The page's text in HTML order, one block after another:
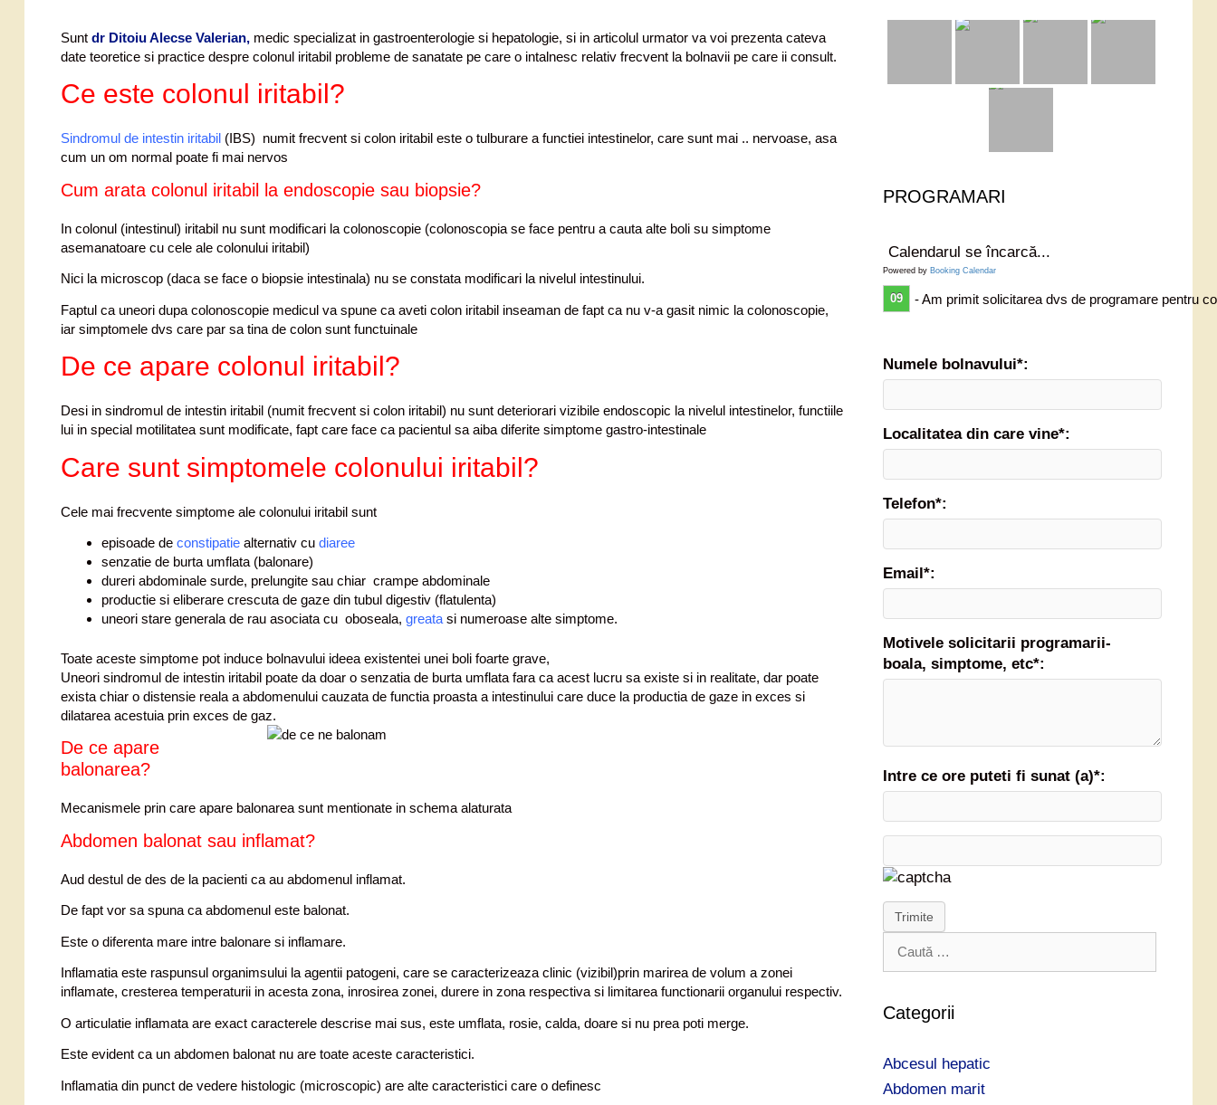
Sunt dr Ditoiu Alecse Valerian, medic specializat in gastroenterologie si hepatologie, si in articolul urmator va voi prezenta cateva
date teoretice si practice despre colonul iritabil probleme de sanatate pe care o intalnesc relativ frecvent la bolnavii pe care ii consult.
Ce este colonul iritabil?
Sindromul de intestin iritabil (IBS) numit frecvent si colon iritabil este o tulburare a functiei intestinelor, care sunt mai .. nervoase, asa
cum un om normal poate fi mai nervos
Cum arata colonul iritabil la endoscopie sau biopsie?
In colonul (intestinul) iritabil nu sunt modificari la colonoscopie (colonoscopia se face pentru a cauta alte boli su simptome
asemanatoare cu cele ale colonului iritabil)
Nici la microscop (daca se face o biopsie intestinala) nu se constata modificari la nivelul intestinului.
Faptul ca uneori dupa colonoscopie medicul va spune ca aveti colon iritabil inseaman de fapt ca nu v-a gasit nimic la colonoscopie,
iar simptomele dvs care par sa tina de colon sunt functuinale
De ce apare colonul iritabil?
Desi in sindromul de intestin iritabil (numit frecvent si colon iritabil) nu sunt deteriorari vizibile endoscopic la nivelul intestinelor, functiile
lui in special motilitatea sunt modificate, fapt care face ca pacientul sa aiba diferite simptome gastro-intestinale
Care sunt simptomele colonului iritabil?
Cele mai frecvente simptome ale colonului iritabil sunt
episoade de constipatie alternativ cu diaree
senzatie de burta umflata (balonare)
dureri abdominale surde, prelungite sau chiar crampe abdominale
productie si eliberare crescuta de gaze din tubul digestiv (flatulenta)
uneori stare generala de rau asociata cu oboseala, greatasi numeroase alte simptome.
Toate aceste simptome pot induce bolnavului ideea existentei unei boli foarte grave,
Uneori sindromul de intestin iritabil poate da doar o senzatia de burta umflata fara ca acest lucru sa existe si in realitate, dar poate
exista chiar o distensie reala a abdomenului cauzata de functia proasta a intestinului care duce la productia de gaze in exces si
dilatarea acestuia prin exces de gaz.
De ce apare
balonarea?
Mecanismele prin care apare balonarea sunt mentionate in schema alaturata
Abdomen balonat sau inflamat?
Aud destul de des de la pacienti ca au abdomenul inflamat.
De fapt vor sa spuna ca abdomenul este balonat.
Este o diferenta mare intre balonare si inflamare.
Inflamatia este raspunsul organimsului la agentii patogeni, care se caracterizeaza clinic (vizibil)prin marirea de volum a zonei
inflamate, cresterea temperaturii in acesta zona, inrosirea zonei, durere in zona respectiva si limitarea functionarii organului respectiv.
O articulatie inflamata are exact caracterele descrise mai sus, este umflata, rosie, calda, doare si nu prea poti merge.
Este evident ca un abdomen balonat nu are toate aceste caracteristici.
Inflamatia din punct de vedere histologic (microscopic) are alte caracteristici care o definesc
PROGRAMARI
Calendarul se încarcă...
Powered by Booking Calendar
09 - Am primit solicitarea dvs de programare pentru
Numele bolnavului*:
Localitatea din care vine*:
Telefon*:
Email*:
Motivele solicitarii programarii-
boala, simptome, etc*:
Intre ce ore puteti fi sunat (a)*:
Trimite
t
u
p
Categorii
Abcesul hepatic
Abdomen marit